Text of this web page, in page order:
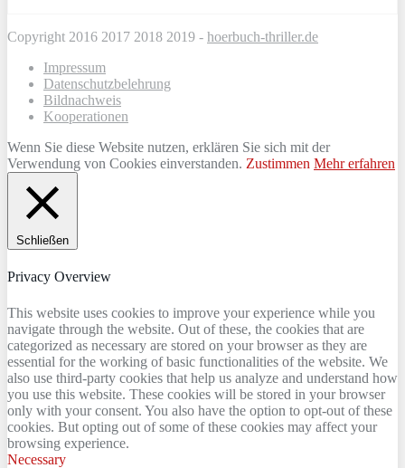
Copyright 2016 2017 2018 2019 - hoerbuch-thriller.de
Impressum
Datenschutzbelehrung
Bildnachweis
Kooperationen
Wenn Sie diese Website nutzen, erklären Sie sich mit der
Verwendung von Cookies einverstanden. Zustimmen Mehr erfahren
Schließen
Privacy Overview
This website uses cookies to improve your experience while you
navigate through the website. Out of these, the cookies that are
categorized as necessary are stored on your browser as they are
essential for the working of basic functionalities of the website. We
also use third-party cookies that help us analyze and understand how
you use this website. These cookies will be stored in your browser
only with your consent. You also have the option to opt-out of these
cookies. But opting out of some of these cookies may affect your
browsing experience.
Necessary